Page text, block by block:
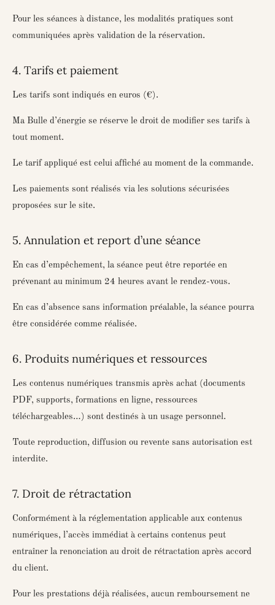
Pour les séances à distance, les modalités pratiques sont
communiquées après validation de la réservation.
4. Tarifs et paiement
Les tarifs sont indiqués en euros (€).
Ma Bulle d’énergie se réserve le droit de modifier ses tarifs à
tout moment.
Le tarif appliqué est celui affiché au moment de la commande.
Les paiements sont réalisés via les solutions sécurisées
proposées sur le site.
5. Annulation et report d’une séance
En cas d’empêchement, la séance peut être reportée en
prévenant au minimum 24 heures avant le rendez-vous.
En cas d’absence sans information préalable, la séance pourra
être considérée comme réalisée.
6. Produits numériques et ressources
Les contenus numériques transmis après achat (documents
PDF, supports, formations en ligne, ressources
téléchargeables…) sont destinés à un usage personnel.
Toute reproduction, diffusion ou revente sans autorisation est
interdite.
7. Droit de rétractation
Conformément à la réglementation applicable aux contenus
numériques, l’accès immédiat à certains contenus peut
entraîner la renonciation au droit de rétractation après accord
du client.
Pour les prestations déjà réalisées, aucun remboursement ne